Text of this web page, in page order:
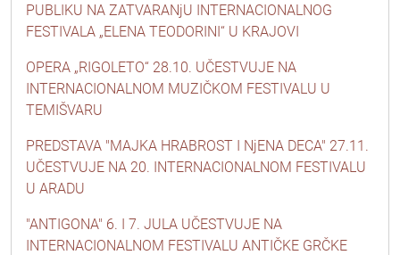
PUBLIKU NA ZATVARANjU INTERNACIONALNOG
FESTIVALA „ELENA TEODORINI“ U KRAJOVI
OPERA „RIGOLETO“ 28.10. UČESTVUJE NA
INTERNACIONALNOM MUZIČKOM FESTIVALU U
TEMIŠVARU
PREDSTAVA "MAJKA HRABROST I NjENA DECA" 27.11.
UČESTVUJE NA 20. INTERNACIONALNOM FESTIVALU
U ARADU
"ANTIGONA" 6. I 7. JULA UČESTVUJE NA
INTERNACIONALNOM FESTIVALU ANTIČKE GRČKE